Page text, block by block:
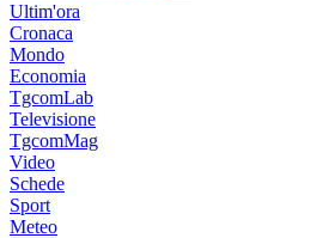
Ultim'ora
Cronaca
Mondo
Economia
TgcomLab
Televisione
TgcomMag
Video
Schede
Sport
Meteo